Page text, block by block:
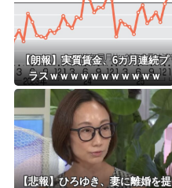
【朗報】実質賃金、6カ月連続プ
ラスｗｗｗｗｗｗｗｗｗｗｗ
【悲報】ひろゆき、妻に離婚を提